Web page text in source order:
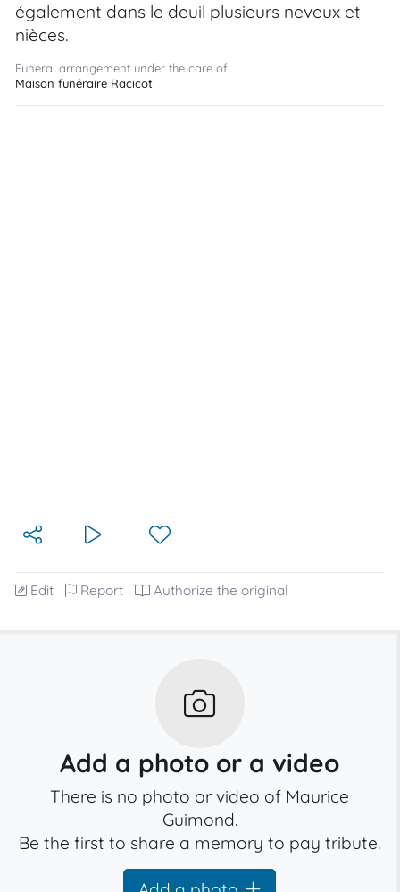
également dans le deuil plusieurs neveux et
nièces.
Funeral arrangement under the care of
Maison funéraire Racicot
Edit Report Authorize the original
Add a photo or a video
There is no photo or video of Maurice
Guimond.
Be the first to share a memory to pay tribute.